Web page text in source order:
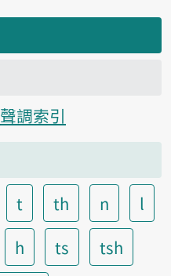
聲調索引
t th n
l
h ts
tsh